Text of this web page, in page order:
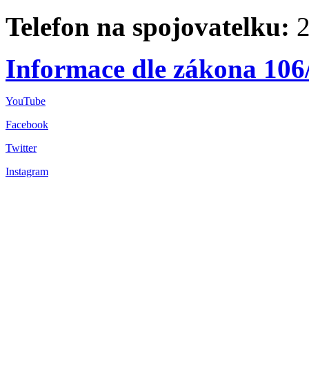
Telefon na spojovatelku:
Informace dle zákona
YouTube
Facebook
Twitter
Instagram